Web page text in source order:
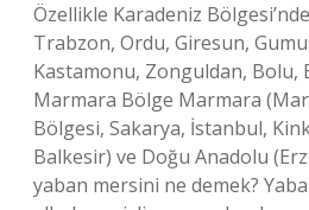
Özellikle Karadeniz
Trabzon, Ordu, Giresun,
Kastamonu, Zonguldan, Bolu,
Marmara Bölge Marmara
Bölgesi, Sakarya, İstanbul,
Balkesir) ve Doğu Anadolu
yaban mersini ne demek?